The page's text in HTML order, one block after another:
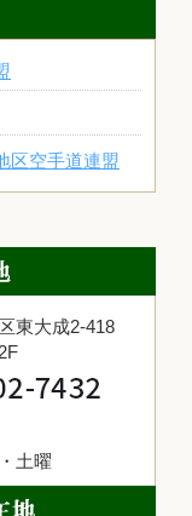
区空手道連盟
東大成2-418
土曜